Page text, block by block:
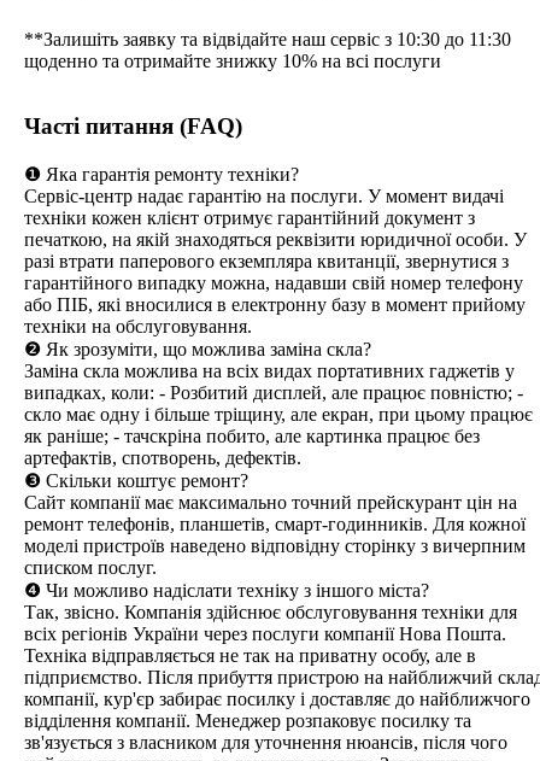
**Залишіть заявку та відвідайте наш сервіс з 10:30 до 11:30
щоденно та отримайте знижку 10% на всі послуги
Часті питання (FAQ)
❶ Яка гарантія ремонту техніки?
Сервіс-центр надає гарантію на послуги. У момент видачі
техніки кожен клієнт отримує гарантійний документ з
печаткою, на якій знаходяться реквізити юридичної особи. У
разі втрати паперового екземпляра квитанції, звернутися з
гарантійного випадку можна, надавши свій номер телефону
або ПІБ, які вносилися в електронну базу в момент прийому
техніки на обслуговування.
❷ Як зрозуміти, що можлива заміна скла?
Заміна скла можлива на всіх видах портативних гаджетів у
випадках, коли: - Розбитий дисплей, але працює повністю; -
скло має одну і більше тріщину, але екран, при цьому працює
як раніше; - тачскріна побито, але картинка працює без
артефактів, спотворень, дефектів.
❸ Скільки коштує ремонт?
Сайт компанії має максимально точний прейскурант цін на
ремонт телефонів, планшетів, смарт-годинників. Для кожної
моделі пристроїв наведено відповідну сторінку з вичерпним
списком послуг.
❹ Чи можливо надіслати техніку з іншого міста?
Так, звісно. Компанія здійснює обслуговування техніки для
всіх регіонів України через послуги компанії Нова Пошта.
Техніка відправляється не так на приватну особу, але в
підприємство. Після прибуття пристрою на найближчий
компанії, кур'єр забирає посилку і доставляє до найближчого
відділення компанії. Менеджер розпаковує посилку та
зв'язується з власником для уточнення нюансів, після чого